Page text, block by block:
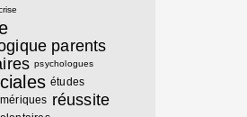
parents
psychologues
études
réussite